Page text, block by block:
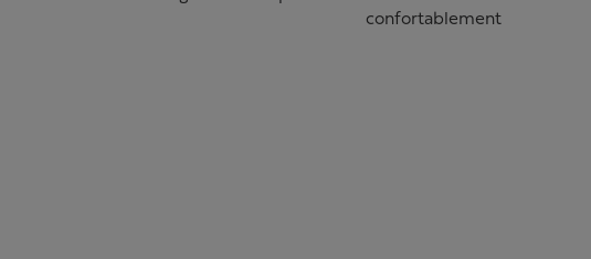
confortablement